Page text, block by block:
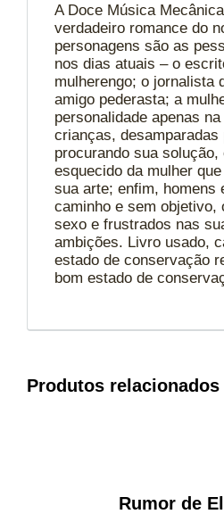
A Doce Música
verdadeiro romance do
personagens são as
nos dias atuais – o
mulherengo; o jornalista
amigo pederasta; a
personalidade apenas
crianças, desamparadas
procurando sua
esquecido da mulher
sua arte; enfim, homens
caminho e sem objetivo,
sexo e frustrados nas
ambições. Livro usado,
estado de conservação
bom estado de
Produtos relacionados
Rumor de